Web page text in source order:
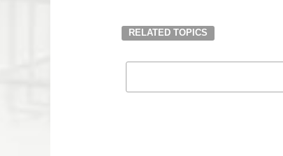
RELATED TOPICS